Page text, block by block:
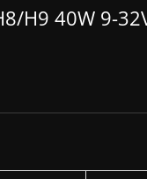
H9 40W 9-